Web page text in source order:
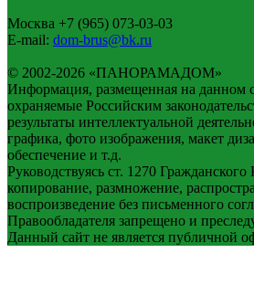
Москва +7 (965) 073-03-03
E-mail: dom-brus@bk.ru
© 2002-2026 «ПАНОРАМАДОМ»
Информация, размещенная на данном
охраняемые Российским
результаты интеллектуальной
графика, фото изображения, макет
обеспечение и т.д.
Руководствуясь ст. 1270
копирование, размножение,
воспроизведение без письменного
Правообладателя запрещено и
Данный сайт не является публичной